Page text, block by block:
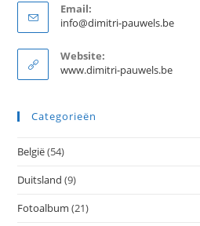
Email:
info@dimitri-pauwels.beOpent
Website:
www.dimitri-pauwels.be
Categorieën
België(54)
Duitsland (9)
Fotoalbum (21)